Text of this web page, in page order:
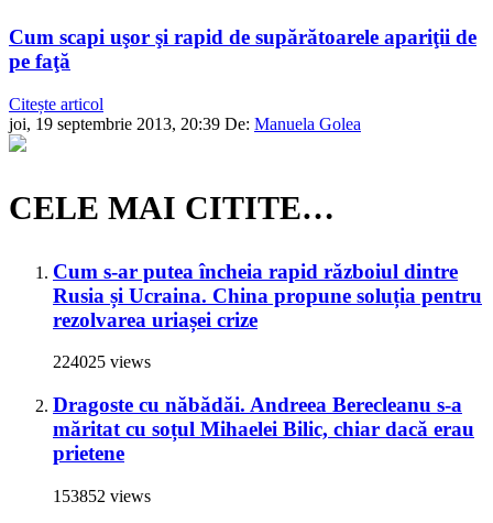
Cum scapi uşor şi rapid de supărătoarele apariţii de
pe faţă
Citește articol
joi, 19 septembrie 2013, 20:39 De: Manuela Golea
CELE MAI CITITE…
Cum s-ar putea încheia rapid războiul dintre
Rusia și Ucraina. China propune soluția pentru
rezolvarea uriașei crize
224025 views
Dragoste cu năbădăi. Andreea Berecleanu s-a
măritat cu soțul Mihaelei Bilic, chiar dacă erau
prietene
153852 views